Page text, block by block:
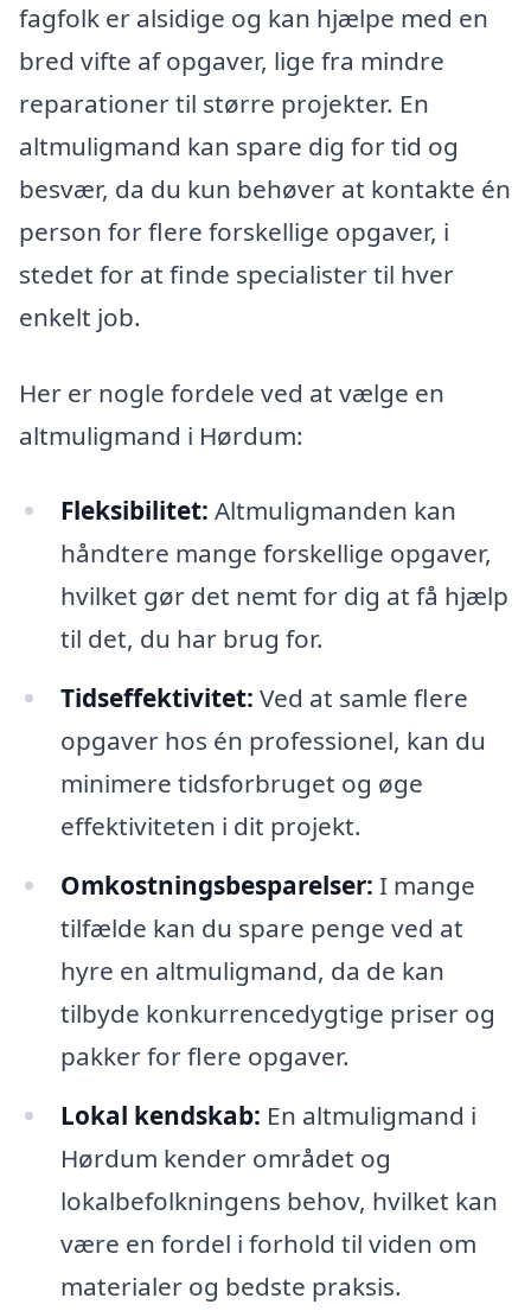
fagfolk er alsidige og kan hjælpe med en
bred vifte af opgaver, lige fra mindre
reparationer til større projekter. En
altmuligmand kan spare dig for tid og
besvær, da du kun behøver at kontakte én
person for flere forskellige opgaver, i
stedet for at finde specialister til hver
enkelt job.
Her er nogle fordele ved at vælge en
altmuligmand i Hørdum:
Fleksibilitet: Altmuligmanden kan
håndtere mange forskellige opgaver,
hvilket gør det nemt for dig at få hjælp
til det, du har brug for.
Tidseffektivitet: Ved at samle flere
opgaver hos én professionel, kan du
minimere tidsforbruget og øge
effektiviteten i dit projekt.
Omkostningsbesparelser: I mange
tilfælde kan du spare penge ved at
hyre en altmuligmand, da de kan
tilbyde konkurrencedygtige priser og
pakker for flere opgaver.
Lokal kendskab: En altmuligmand i
Hørdum kender området og
lokalbefolkningens behov, hvilket kan
være en fordel i forhold til viden om
materialer og bedste praksis.